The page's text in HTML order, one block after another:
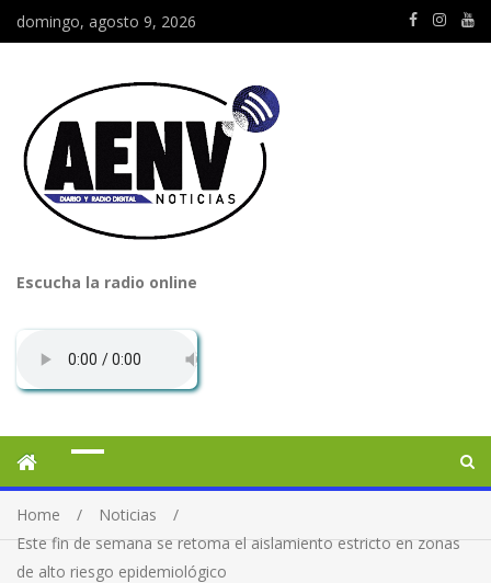
domingo, agosto 9, 2026
Escucha la radio online
Home
Noticias
Este fin de semana se retoma el aislamiento estricto en zonas
de alto riesgo epidemiológico